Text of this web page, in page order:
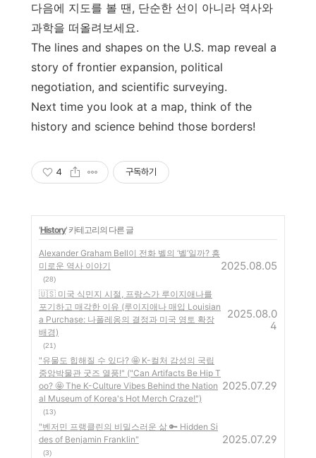
다음에 지도를 볼 땐, 단순한 선이 아니라 역사와
과학을 떠올려보세요.
The lines and shapes on the U.S. map reveal a
story of frontier expansion, political
negotiation, and scientific surveying.
Next time you look at a map, think of the
history and science behind those borders!
4 구독하기
'History' 카테고리의 다른 글
Alexander Graham Bell이 전화 벨의 ‘벨’일까? 흥
미로운 역사 이야기
(28)
2025.08.05
🇺🇸 미국 식민지 시절, 프랑스가 루이지애나를
포기하고 매각한 이유 (루이지애나 매입 Louisian
a Purchase: 나폴레옹의 결정과 미국 영토 확장
배경)
(21)
2025.08.0
4
"유물도 힙해질 수 있다? 🤩 K-컬처 감성의 국립
중앙박물관 굿즈 열풍!" ("Can Artifacts Be Hip T
oo? 🤩 The K-Culture Vibes Behind the Nation
al Museum of Korea's Hot Merch Craze!")
(13)
2025.07.29
"벤저민 프랭클린의 비밀스러운 삶 🔑 Hidden Si
des of Benjamin Franklin"
(3)
2025.07.29